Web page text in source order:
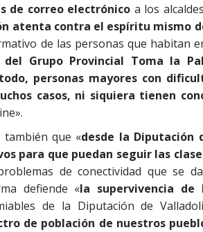
de correo electrónico a los
atenta contra el espíritu mismo
de las personas que habitan
del Grupo Provincial Toma la
personas mayores con
casos, ni siquiera tienen
también que «desde la Diputación
para que puedan seguir las
de conectividad que se
defiende «la supervivencia de
de la Diputación de
de población de nuestros